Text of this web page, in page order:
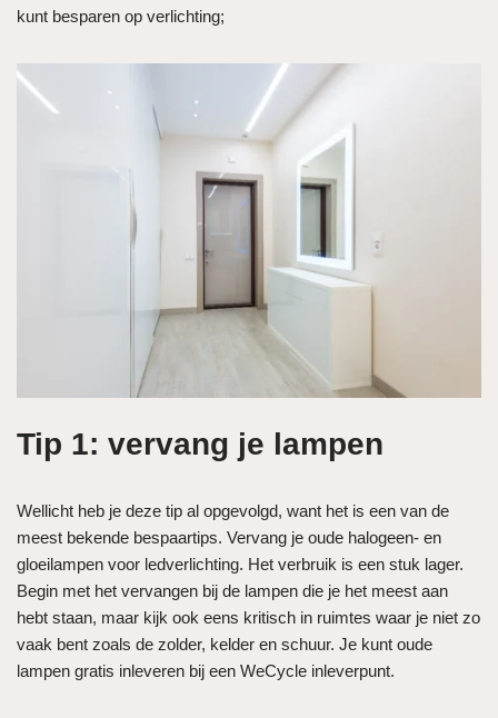
kunt besparen op verlichting;
Tip 1: vervang je lampen
Wellicht heb je deze tip al opgevolgd, want het is een van de
meest bekende bespaartips. Vervang je oude halogeen- en
gloeilampen voor ledverlichting. Het verbruik is een stuk lager.
Begin met het vervangen bij de lampen die je het meest aan
hebt staan, maar kijk ook eens kritisch in ruimtes waar je niet zo
vaak bent zoals de zolder, kelder en schuur. Je kunt oude
lampen gratis inleveren bij een WeCycle inleverpunt.